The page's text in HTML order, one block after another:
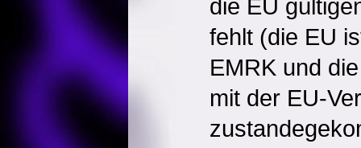
die EU
fehlt (die EU
EMRK und
mit der EU-